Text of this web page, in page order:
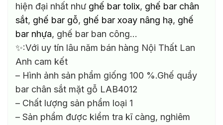
hiện đại nhất như ghế bar tolix, ghế bar chân
sắt, ghế bar gỗ, ghế bar xoay nâng hạ, ghế
bar nhựa, ghế bar ban công…
✨:Với uy tín lâu năm bán hàng Nội Thất Lan
Anh cam kết
– Hình ảnh sản phẩm giống 100 %.Ghế quầy
bar chân sắt mặt gỗ LAB4012
– Chất lượng sản phẩm loại 1
– Sản phẩm được kiểm tra kĩ càng, nghiêm